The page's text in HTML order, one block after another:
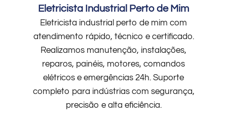
Eletricista Industrial Perto de Mim
Eletricista industrial perto de mim com
atendimento rápido, técnico e certificado.
Realizamos manutenção, instalações,
reparos, painéis, motores, comandos
elétricos e emergências 24h. Suporte
completo para indústrias com segurança,
precisão e alta eficiência.